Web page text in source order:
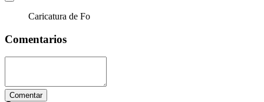
Caricatura de Fo
Comentarios
Comentar